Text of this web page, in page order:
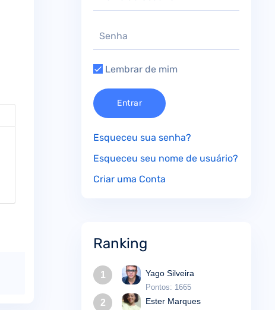
Lembrar de mim
Entrar
Esqueceu sua senha?
Esqueceu seu nome de usuário?
Criar uma Conta
Ranking
1 Yago Silveira
Pontos: 1665
2 Ester Marques